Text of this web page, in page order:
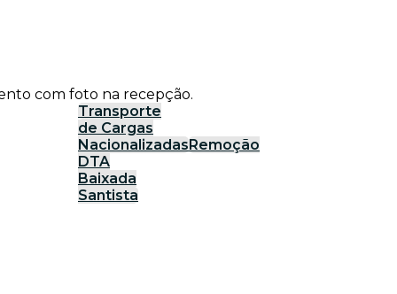
com foto na recepção.
Transporte
de Cargas
NacionalizadasRemoção
DTA
Baixada
Santista